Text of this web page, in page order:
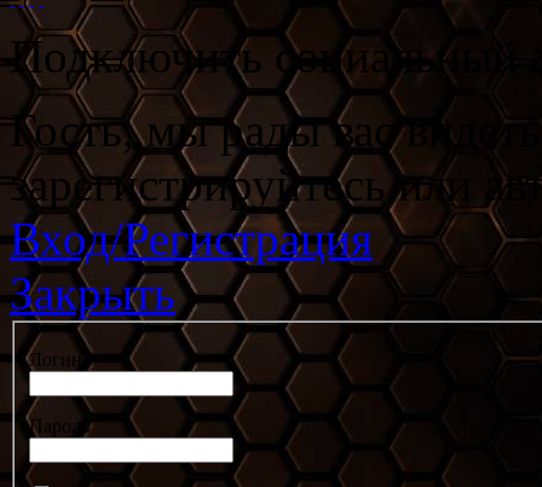
Подключить социальный
Гость, мы рады вас
зарегистрируйтесь или
Вход/Регистрация
Закрыть
Логин
Пароль